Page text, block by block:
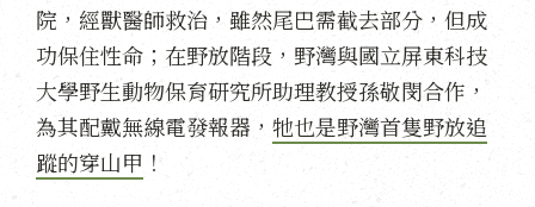
院，經獸醫師救治，雖然尾巴需截去部分，但成
功保住性命；在野放階段，野灣與國立屏東科技
大學野生動物保育研究所助理教授孫敬閔合作，
為其配戴無線電發報器， 牠也是野灣首隻野放追
蹤的穿山甲 ！